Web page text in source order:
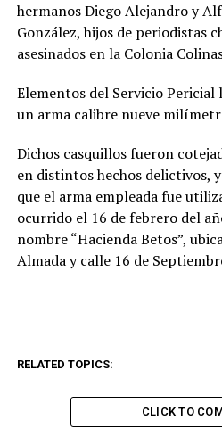
hermanos Diego Alejandro y
González, hijos de periodistas
asesinados en la Colonia
Elementos del Servicio
un arma calibre nueve
Dichos casquillos fueron
en distintos hechos delictivos,
que el arma empleada fue
ocurrido el 16 de febrero del
nombre “Hacienda Betos”,
Almada y calle 16 de
RELATED TOPICS:
CLICK TO